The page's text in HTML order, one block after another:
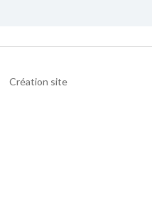
Création site